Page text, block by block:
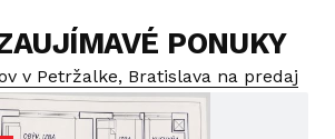
PONUKY
v Petržalke, Bratislava na predaj